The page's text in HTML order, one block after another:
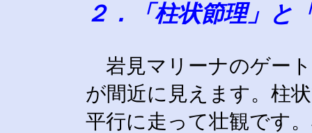
２．「柱状節理」と
岩見マリーナのゲー
が間近に見えます。柱
平行に走って壮観です